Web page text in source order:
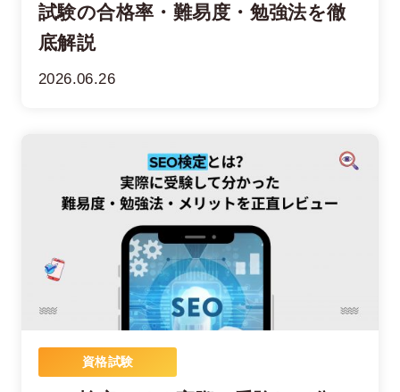
2026年7月時点 2026年6月時点
試験の合格率・難易度・勉強法を徹
底解説
2026.06.26
資格試験